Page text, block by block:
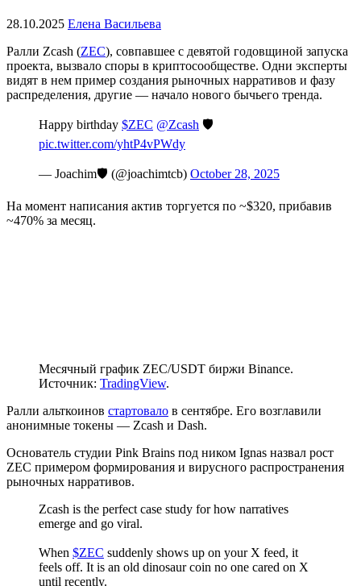
28.10.2025 Елена Васильева
Ралли Zcash (ZEC), совпавшее с девятой годовщиной запуска
проекта, вызвало споры в криптосообществе. Одни эксперты
видят в нем пример создания рыночных нарративов и фазу
распределения, другие — начало нового бычьего тренда.
Happy birthday $ZEC @Zcash 🛡️
pic.twitter.com/yhtP4vPWdy
— Joachim🛡️ (@joachimtcb) October 28, 2025
На момент написания актив торгуется по ~$320, прибавив
~470% за месяц.
Месячный график ZEC/USDT биржи Binance.
Источник: TradingView.
Ралли альткоинов стартовало в сентябре. Его возглавили
анонимные токены — Zcash и Dash.
Основатель студии Pink Brains под ником Ignas назвал рост
ZEC примером формирования и вирусного распространения
рыночных нарративов.
Zcash is the perfect case study for how narratives
emerge and go viral.
When $ZEC suddenly shows up on your X feed, it
feels off. It is an old dinosaur coin no one cared on X
until recently.